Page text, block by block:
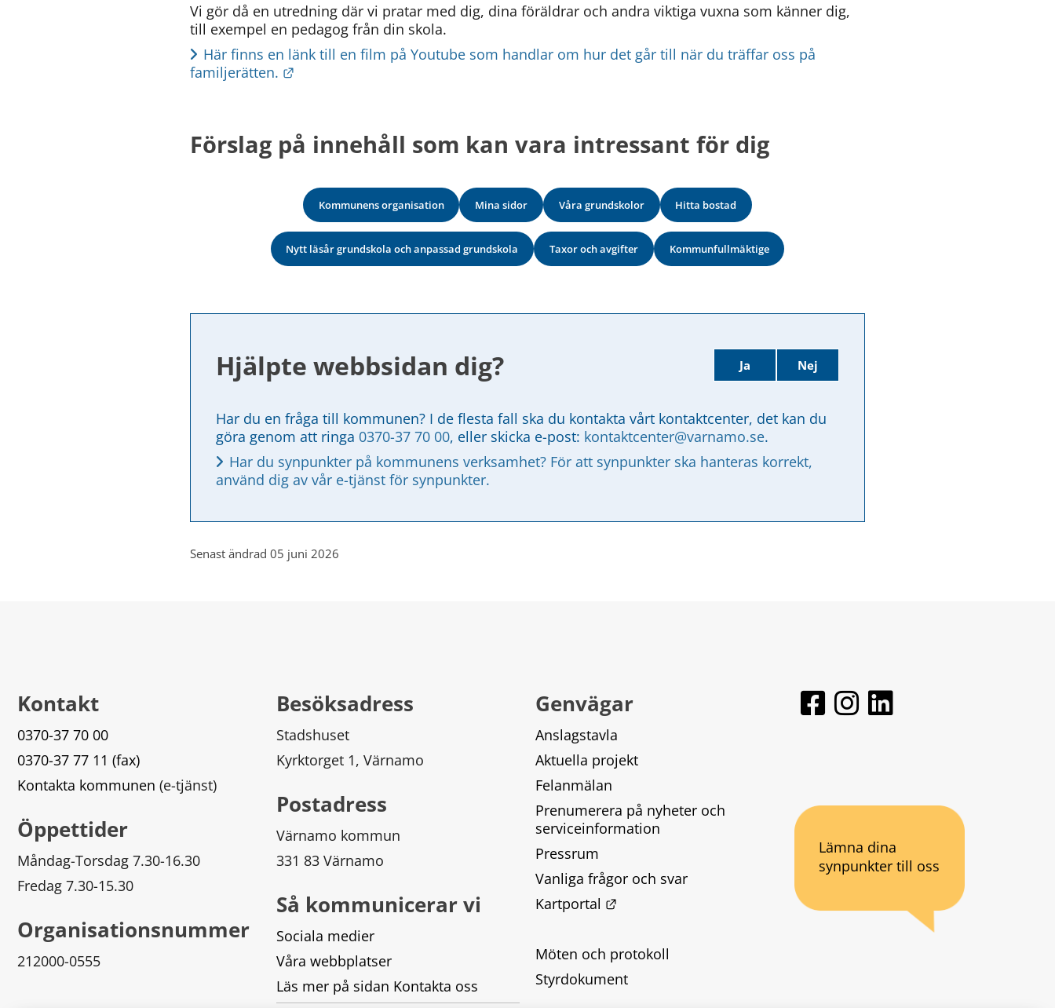
Vi gör då en utredning där vi pratar med dig, dina föräldrar och andra viktiga vuxna som känner dig,
till exempel en pedagog från din skola.
Här finns en länk till en film på Youtube som handlar om hur det går till när du träffar oss på
familjerätten.
Förslag på innehåll som kan vara intressant för dig
Kommunens organisation Mina sidor Våra grundskolor Hitta bostad
Nytt läsår grundskola och anpassad grundskola Taxor och avgifter Kommunfullmäktige
Hjälpte webbsidan dig? Ja Nej
Har du en fråga till kommunen? I de flesta fall ska du kontakta vårt kontaktcenter, det kan du
göra genom att ringa 0370-37 70 00, eller skicka e-post: kontaktcenter@varnamo.se.
Har du synpunkter på kommunens verksamhet? För att synpunkter ska hanteras korrekt,
använd dig av vår e-tjänst för synpunkter.
Senast ändrad 05 juni 2026
Kontakt
0370-37 70 00
0370-37 77 11 (fax)
Kontakta kommunen (e-tjänst)
Öppettider
Måndag-Torsdag 7.30-16.30
Fredag 7.30-15.30
Organisationsnummer
212000-0555
Besöksadress
Stadshuset
Kyrktorget 1, Värnamo
Postadress
Värnamo kommun
331 83 Värnamo
Så kommunicerar vi
Sociala medier
Våra webbplatser
Läs mer på sidan Kontakta oss
Genvägar
Anslagstavla
Aktuella projekt
Felanmälan
Prenumerera på nyheter och
serviceinformation
Pressrum
Vanliga frågor och svar
Kartportal
Möten och protokoll
Styrdokument
Lämna dina
synpunkter till oss